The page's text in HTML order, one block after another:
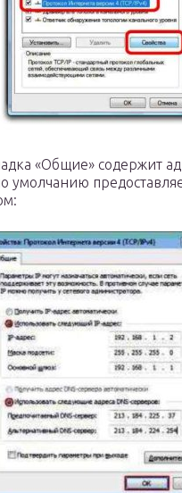
«Общие» содержит
умолчанию